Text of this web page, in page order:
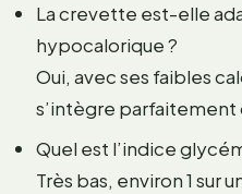
La crevette est-elle
hypocalorique ?
Oui, avec ses faibles
s’intègre parfaitement
Quel est l’indice
Très bas, environ 1 sur